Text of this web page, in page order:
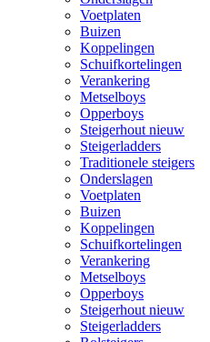
Voetplaten
Buizen
Koppelingen
Schuifkortelingen
Verankering
Metselboys
Opperboys
Steigerhout nieuw
Steigerladders
Traditionele steigers
Onderslagen
Voetplaten
Buizen
Koppelingen
Schuifkortelingen
Verankering
Metselboys
Opperboys
Steigerhout nieuw
Steigerladders